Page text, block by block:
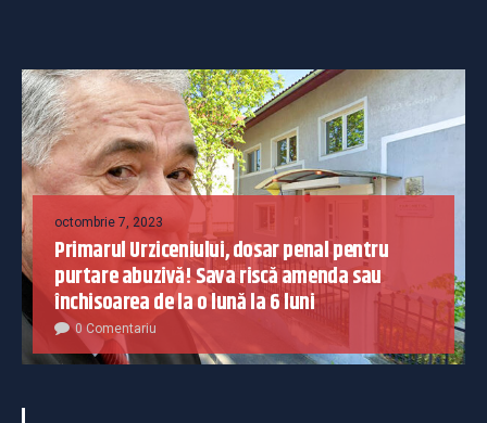
octombrie 7, 2023
Primarul Urziceniului, dosar penal pentru
purtare abuzivă! Sava riscă amenda sau
închisoarea de la o lună la 6 luni
0 Comentariu